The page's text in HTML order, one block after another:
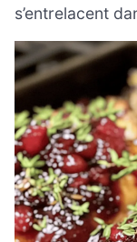
s’entrelacent